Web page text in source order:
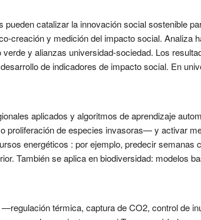
catalizar la innovación social sostenible
creación y medición del impacto social. Analiza
y alianzas universidad-sociedad. Los
de indicadores de impacto social. En
aplicados y algoritmos de aprendizaje
de especies invasoras— y activar
energéticos : por ejemplo, predecir semanas
También se aplica en biodiversidad: modelos
térmica, captura de CO2, control de